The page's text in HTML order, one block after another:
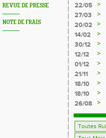
REVUE DE PRESSE
NOTE DE FRAIS
22/05
>
27/03
>
20/02
>
14/02
>
30/12
>
12/12
>
01/12
>
21/11
>
18/10
>
18/10
>
26/08
>